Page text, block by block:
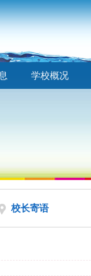
学校概况
校长寄语